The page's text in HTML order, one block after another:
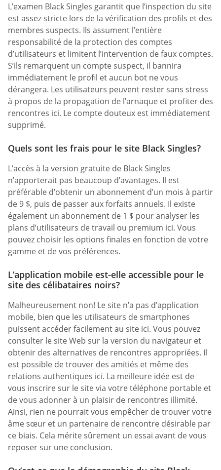
L’examen Black Singles garantit que l’inspection du site
est assez stricte lors de la vérification des profils et des
membres suspects. Ils assument l’entière
responsabilité de la protection des comptes
d’utilisateurs et limitent l’intervention de faux comptes.
S’ils remarquent un compte suspect, il bannira
immédiatement le profil et aucun bot ne vous
dérangera. Les utilisateurs peuvent rester sans stress
à propos de la propagation de l’arnaque et profiter des
rencontres ici. Le compte douteux est immédiatement
supprimé.
Quels sont les frais pour le site Black Singles?
L’accès à la version gratuite de Black Singles
n’apporterait pas beaucoup d’avantages. Il est
préférable d’obtenir un abonnement d’un mois à partir
de 9 $, puis de passer aux forfaits annuels. Il existe
également un abonnement de 1 $ pour analyser les
plans d’utilisateurs de travail ou premium ici. Vous
pouvez choisir les options finales en fonction de votre
gamme et de vos préférences.
L’application mobile est-elle accessible pour le
site des célibataires noirs?
Malheureusement non! Le site n’a pas d’application
mobile, bien que les utilisateurs de smartphones
puissent accéder facilement au site ici. Vous pouvez
consulter le site Web sur la version du navigateur et
obtenir des alternatives de rencontres appropriées. Il
est possible de trouver des amitiés et même des
relations authentiques ici. La meilleure idée est de
vous inscrire sur le site via votre téléphone portable et
de vous adonner à un plaisir de rencontres illimité.
Ainsi, rien ne pourrait vous empêcher de trouver votre
âme sœur et un partenaire de rencontre désirable par
ce biais. Cela mérite sûrement un essai avant de vous
reposer sur une conclusion.